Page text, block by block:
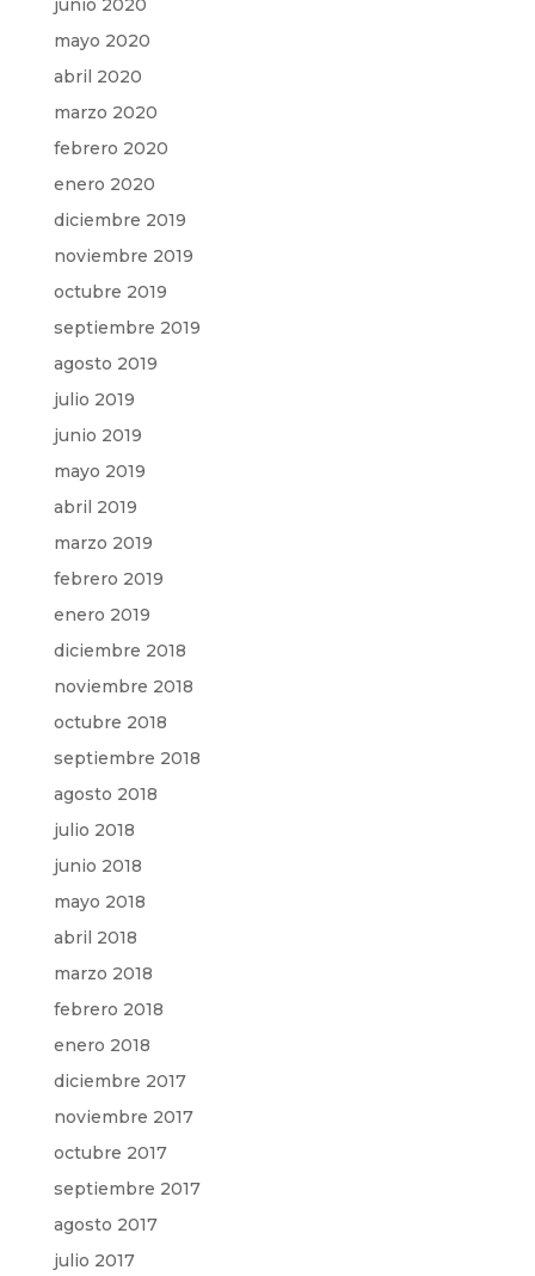
junio 2020
mayo 2020
abril 2020
marzo 2020
febrero 2020
enero 2020
diciembre 2019
noviembre 2019
octubre 2019
septiembre 2019
agosto 2019
julio 2019
junio 2019
mayo 2019
abril 2019
marzo 2019
febrero 2019
enero 2019
diciembre 2018
noviembre 2018
octubre 2018
septiembre 2018
agosto 2018
julio 2018
junio 2018
mayo 2018
abril 2018
marzo 2018
febrero 2018
enero 2018
diciembre 2017
noviembre 2017
octubre 2017
septiembre 2017
agosto 2017
julio 2017